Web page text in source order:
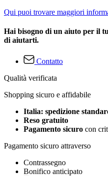
Qui puoi trovare maggiori
Hai bisogno di un aiuto per il
di aiutarti.
Contatto
Qualità verificata
Shopping sicuro e affidabile
Italia: spedizione
Reso gratuito
Pagamento sicuro con
Pagamento sicuro attraverso
Contrassegno
Bonifico anticipato